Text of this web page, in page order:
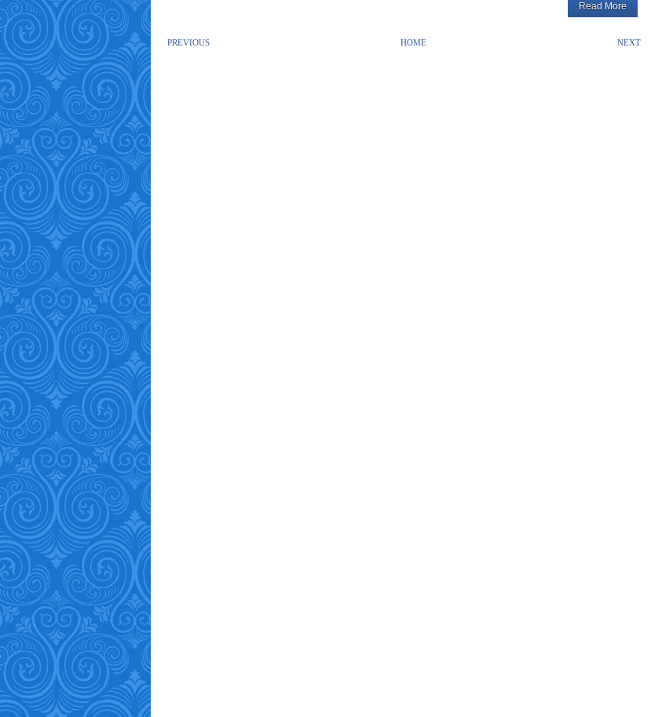
Read More
PREVIOUS NEXT
HOME